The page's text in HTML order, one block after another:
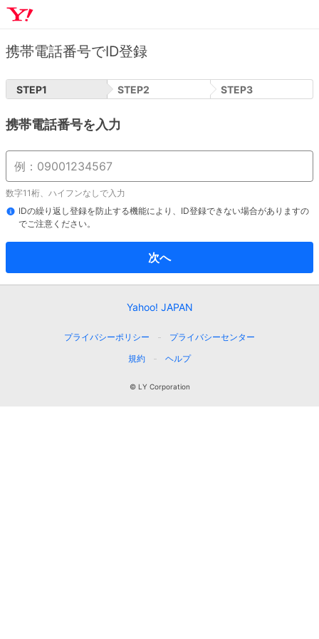
携帯電話番号でID登録
STEP1 STEP2 STEP3
携帯電話番号を入力
数字11桁、ハイフンなしで入力
IDの繰り返し登録を防止する機能により、ID登録できない場合がありますの
でご注意ください。
次へ
Yahoo! JAPAN
プライバシーポリシー
プライバシーセンター
規約
ヘルプ
© LY Corporation